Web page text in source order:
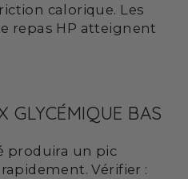
calorique. Les
repas HP atteignent
GLYCÉMIQUE BAS
produira un pic
Vérifier :